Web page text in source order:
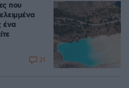
που
ένα
21